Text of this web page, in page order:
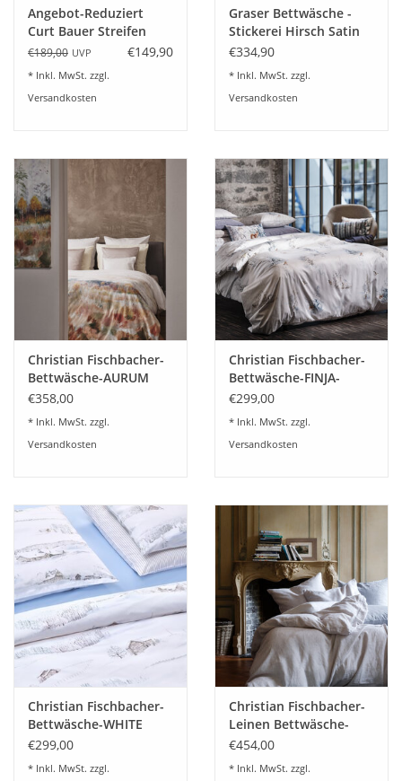
Angebot-Reduziert
Curt Bauer Streifen
Bettwäsche Como
€189,00 UVP €149,90
* Inkl. MwSt. zzgl.
Versandkosten
Graser Bettwäsche -
Stickerei Hirsch Satin
weiß
€334,90
* Inkl. MwSt. zzgl.
Versandkosten
Christian Fischbacher-
Bettwäsche-AURUM
€358,00
* Inkl. MwSt. zzgl.
Versandkosten
Christian Fischbacher-
Bettwäsche-FINJA-
Wintermotive
€299,00
* Inkl. MwSt. zzgl.
Versandkosten
Christian Fischbacher-
Bettwäsche-WHITE
SEASON-schweizer
€299,00
* Inkl. MwSt. zzgl.
Christian Fischbacher-
Leinen Bettwäsche-
PUROLINO
€454,00
* Inkl. MwSt. zzgl.